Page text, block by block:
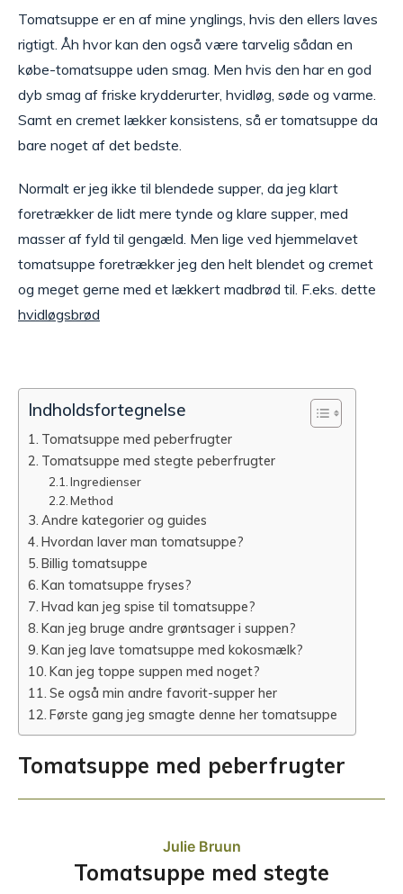
Tomatsuppe er en af mine ynglings, hvis den ellers laves
rigtigt. Åh hvor kan den også være tarvelig sådan en
købe-tomatsuppe uden smag. Men hvis den har en god
dyb smag af friske krydderurter, hvidløg, søde og varme.
Samt en cremet lækker konsistens, så er tomatsuppe da
bare noget af det bedste.
Normalt er jeg ikke til blendede supper, da jeg klart
foretrækker de lidt mere tynde og klare supper, med
masser af fyld til gengæld. Men lige ved hjemmelavet
tomatsuppe foretrækker jeg den helt blendet og cremet
og meget gerne med et lækkert madbrød til. F.eks. dette
hvidløgsbrød
Indholdsfortegnelse
Tomatsuppe med peberfrugter
Tomatsuppe med stegte peberfrugter
Ingredienser
Method
Andre kategorier og guides
Hvordan laver man tomatsuppe?
Billig tomatsuppe
Kan tomatsuppe fryses?
Hvad kan jeg spise til tomatsuppe?
Kan jeg bruge andre grøntsager i suppen?
Kan jeg lave tomatsuppe med kokosmælk?
Kan jeg toppe suppen med noget?
Se også min andre favorit-supper her
Første gang jeg smagte denne her tomatsuppe
Tomatsuppe med peberfrugter
Julie Bruun
Tomatsuppe med stegte